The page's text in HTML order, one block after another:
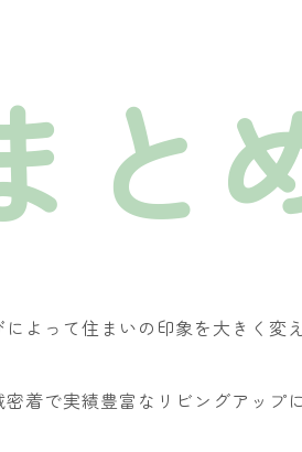
と
よって住まいの印象を大きく変
着で実績豊富なリビングアップ